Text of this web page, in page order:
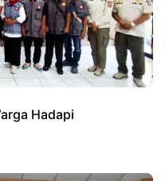
Hadapi